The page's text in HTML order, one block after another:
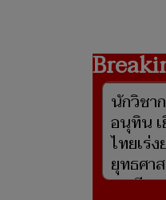
นักวิชา
อนุทิน
ไทยเร่
ยุทธศา
อาเซีย